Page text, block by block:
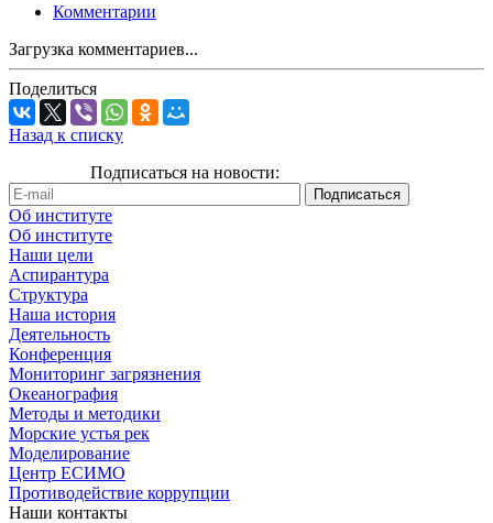
Комментарии
Загрузка комментариев...
Поделиться
Назад к списку
Подписаться на новости:
Об институте
Об институте
Наши цели
Аспирантура
Структура
Наша история
Деятельность
Конференция
Мониторинг загрязнения
Океанография
Методы и методики
Морские устья рек
Моделирование
Центр ЕСИМО
Противодействие коррупции
Наши контакты